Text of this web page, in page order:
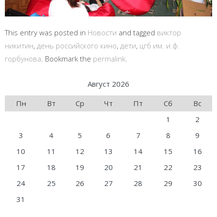
This entry was posted in Новости and tagged виктор
никитин, день российского кино, дети, цгб им. и.ф.
горбунова. Bookmark the permalink.
Август 2026
Пн
Вт Ср Чт Пт Сб
Вс
1
2
3
4 5 6 7 8
9
10
11 12 13 14 15
16
17
18 19 20 21 22
23
24
25 26 27 28 29
30
31